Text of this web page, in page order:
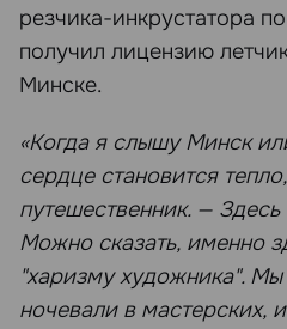
резчика-инкрустатора
получил лицензию
Минске.
«Когда я слышу Минск
сердце становится
путешественник. —
Можно сказать, именно
"харизму художника".
ночевали в мастерских,